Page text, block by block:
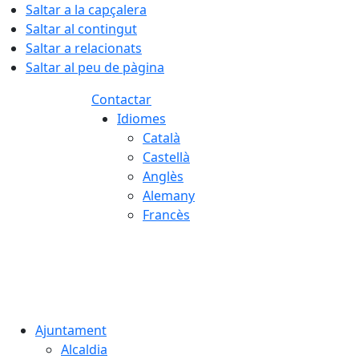
Saltar a la capçalera
Saltar al contingut
Saltar a relacionats
Saltar al peu de pàgina
Contactar
Idiomes
Català
Castellà
Anglès
Alemany
Francès
Ajuntament
Alcaldia